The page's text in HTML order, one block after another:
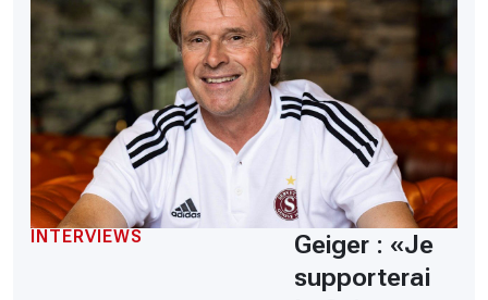
INTERVIEWS
Geiger : «Je
supporterai